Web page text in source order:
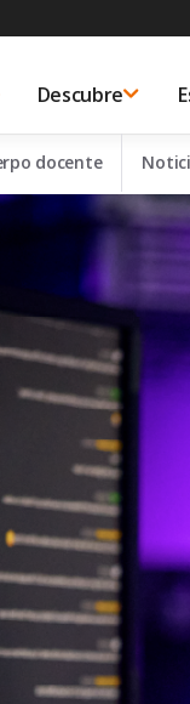
Descubre
docente